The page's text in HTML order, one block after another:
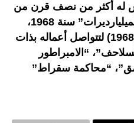
له أكثر من نصف قرن من
حياته. فقد أطل بمسرحية “الميليارديرات” سنة 1968،
وأتبعها ب “أوفيليا لم تمت” (1968) لتتواصل أعماله بذات
“الامبراطور
“محاكمة سقراط”